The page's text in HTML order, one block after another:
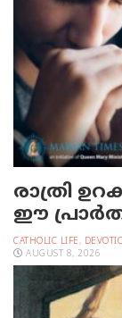
രാത്രി
ഈ
CATHOLIC LIFE,
AUGUST 8, 2026